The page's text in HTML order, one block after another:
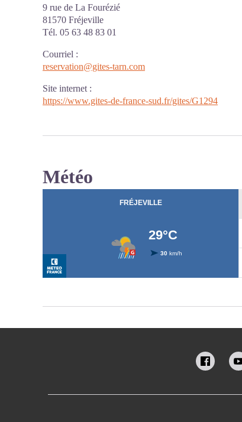
9 rue de La Fourézié
81570 Fréjeville
Tél. 05 63 48 83 01
Courriel :
reservation@gites-tarn.com
Site internet :
https://www.gites-de-france-sud.fr/gites/G1294
Météo